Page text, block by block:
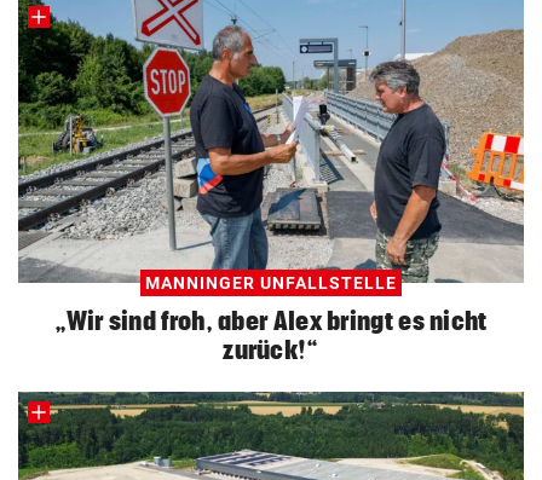
MANNINGER UNFALLSTELLE
„Wir sind froh, aber Alex bringt es nicht
zurück!“